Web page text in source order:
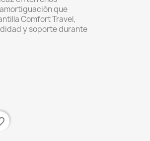
que
Comfort Travel,
y soporte durante